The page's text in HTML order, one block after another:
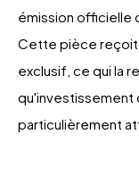
émission officielle
Cette pièce reçoit
exclusif, ce qui la
qu'investissement
particulièrement